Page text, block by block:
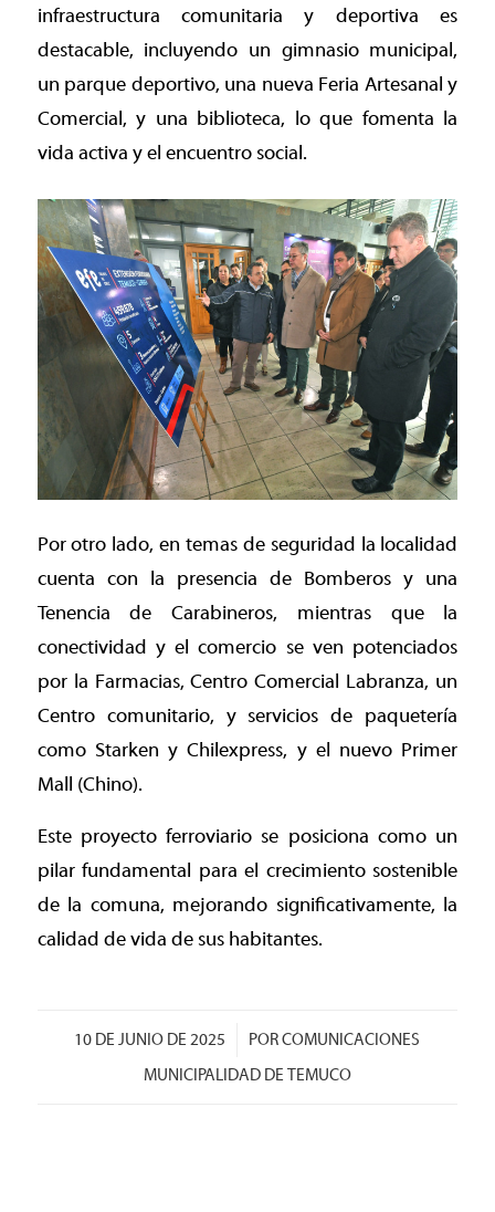
infraestructura comunitaria y deportiva es
destacable, incluyendo un gimnasio municipal,
un parque deportivo, una nueva Feria Artesanal y
Comercial, y una biblioteca, lo que fomenta la
vida activa y el encuentro social.
Por otro lado, en temas de seguridad la localidad
cuenta con la presencia de Bomberos y una
Tenencia de Carabineros, mientras que la
conectividad y el comercio se ven potenciados
por la Farmacias, Centro Comercial Labranza, un
Centro comunitario, y servicios de paquetería
como Starken y Chilexpress, y el nuevo Primer
Mall (Chino).
Este proyecto ferroviario se posiciona como un
pilar fundamental para el crecimiento sostenible
de la comuna, mejorando significativamente, la
calidad de vida de sus habitantes.
10 DE JUNIO DE 2025
/ PORCOMUNICACIONES
MUNICIPALIDAD DE TEMUCO